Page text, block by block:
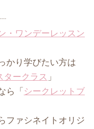
・ワンデーレッスン
かり学びたい方は
タークラス 」
ら「 シークレットブ
ファシネイトオリジ